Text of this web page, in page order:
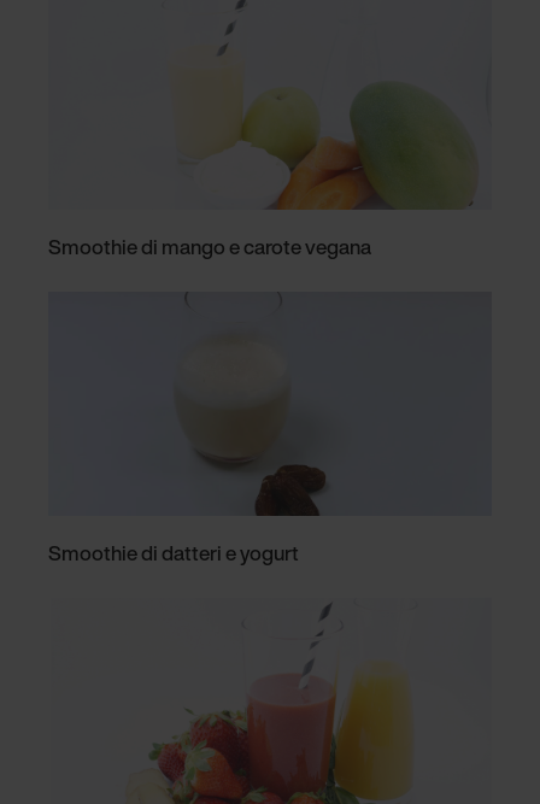
Smoothie di mango e carote vegana
Smoothie di datteri e yogurt